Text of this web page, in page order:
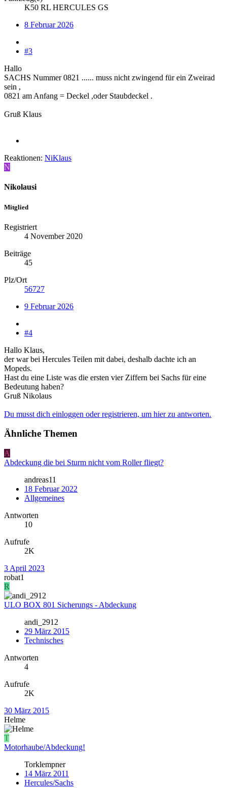
K50 RL HERCULES GS
8 Februar 2026
#3
Hallo
SACHS Nummer 0821 ...... muss nicht zwingend für ein Zweirad
sein ,
0821 am Anfang = Deckel ,oder Staubdeckel .
Gruß Klaus
Reaktionen: NiKlaus
N
Nikolausi
Mitglied
Registriert
4 November 2020
Beiträge
45
Plz/Ort
56727
9 Februar 2026
#4
Hallo Klaus,
der war bei Hercules Teilen mit dabei, deshalb dachte ich an
Mopeds.
Hast du eine Liste was die ersten vier Ziffern bei Sachs für eine
Bedeutung haben?
Gruß Nikolaus
Du musst dich einloggen oder registrieren, um hier zu antworten.
Ähnliche Themen
A
Abdeckung die bei Sturm nicht vom Roller fliegt?
andreas11
18 Februar 2022
Allgemeines
Antworten
10
Aufrufe
2K
3 April 2023
robat1
R
ULO BOX 801 Sicherungs - Abdeckung
andi_2912
29 März 2015
Technisches
Antworten
4
Aufrufe
2K
30 März 2015
Helme
T
Motorhaube/Abdeckung!
Torklempner
14 März 2011
Hercules/Sachs